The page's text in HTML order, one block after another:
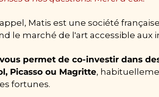
Matis est une société
le marché de l'art accessible aux
permet de co-investir dans
Picasso ou Magritte,
fortunes.